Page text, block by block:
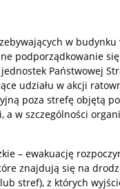
w budynku
podporządkowanie
Państwowej
udziału w akcji
poza strefę objętą
w szczególności
– ewakuację
znajdują się na
stref), z których